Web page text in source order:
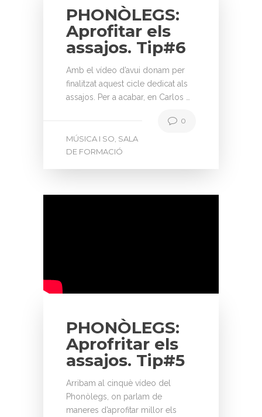
PHONÒLEGS:
Aprofitar els
assajos. Tip#6
Amb el vídeo d’avui donam per
finalitzat aquest cicle dedicat als
assajos. Per a acabar, en Carlos …
MÚSICA I SO SALA
DE FORMACIÓ
0
PHONÒLEGS:
Aprofritar els
assajos. Tip#5
Arribam al cinquè vídeo del
Phonòlegs, on parlam de
maneres d’aprofitar millor els